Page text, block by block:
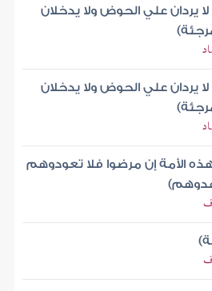
يردان علي الحوض ولا يدخلان
يردان علي الحوض ولا يدخلان
الأمة إن مرضوا فلا تعودوهم